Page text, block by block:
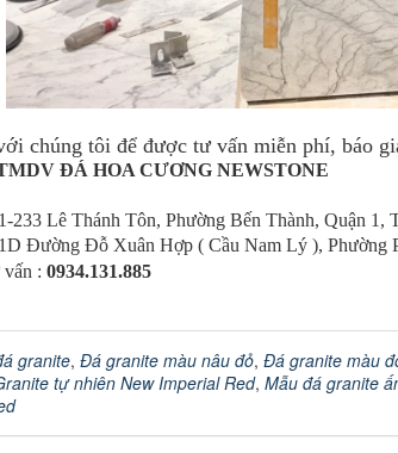
chúng tôi để được tư vấn miễn phí, báo
ĐÁ HOA CƯƠNG NEWSTONE
233 Lê Thánh Tôn, Phường Bến Thành, Quận 1,
Đường Đỗ Xuân Hợp ( Cầu Nam Lý ), Phường
: 0934.131.885
granite, Đá granite màu nâu đỏ, Đá granite màu
tự nhiên New Imperial Red, Mẫu đá granite